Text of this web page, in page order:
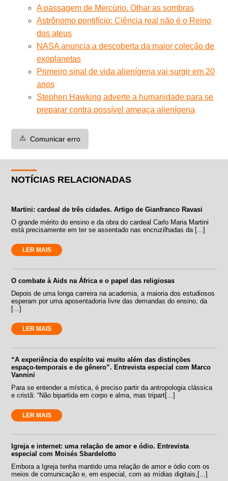
A passagem de Mercúrio. Olhar as sombras
Astrônomo pontifício: Ciência real não é o Reino
dos ateus
NASA anuncia a descoberta da maior coleção de
exoplanetas
Primeiro sinal de vida alienígena vai surgir em 20
anos
Stephen Hawking adverte a humanidade para se
preparar contra possível ameaça alienígena
⚠️ Comunicar erro
NOTÍCIAS RELACIONADAS
Martini: cardeal de três cidades. Artigo de Gianfranco Ravasi
O grande mérito do ensino e da obra do cardeal Carlo Maria Martini
está precisamente em ter se assentado nas encruzilhadas da [...]
LER MAIS
O combate à Aids na África e o papel das religiosas
Depois de uma longa carreira na academia, a maioria dos estudiosos
esperam por uma aposentadoria livre das demandas do ensino, da
[...]
LER MAIS
“A experiência do espírito vai muito além das distinções
espaço-temporais e de gênero”. Entrevista especial com Marco
Vannini
Para se entender a mística, é preciso partir da antropologia clássica
e cristã: “Não bipartida em corpo e alma, mas tripart[...]
LER MAIS
Igreja e internet: uma relação de amor e ódio. Entrevista
especial com Moisés Sbardelotto
Embora a Igreja tenha mantido uma relação de amor e ódio com os
meios de comunicação e, em especial, com as mídias digitais,[...]